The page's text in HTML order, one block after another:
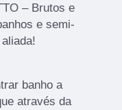
– Brutos e
e semi-
banho a
através da